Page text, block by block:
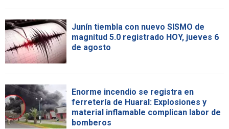
Junín tiembla con nuevo SISMO de
magnitud 5.0 registrado HOY, jueves 6
de agosto
Enorme incendio se registra en
ferretería de Huaral: Explosiones y
material inflamable complican labor de
bomberos